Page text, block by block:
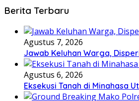
Berita Terbaru
Agustus 7, 2026
Jawab Keluhan Warga,
Agustus 6, 2026
Eksekusi Tanah di Minahasa